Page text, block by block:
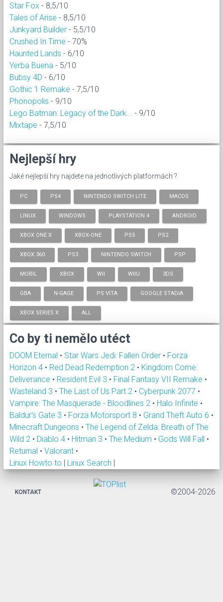
Star Fox - 8,5/10
Tales of Arise - 8,5/10
Junkyard Builder - 5,5/10
Crushed In Time - 70%
Haunted Lands - 6/10
Yerba Buena - 5/10
Bubsy 4D - 6/10
Gothic 1 Remake - 7,5/10
Phonopolis - 9/10
Lego Batman: Legacy of the Dark...
- 9/10
Mixtape - 7,5/10
Nejlepší hry
Jaké nejlepší hry najdete na jednotlivých platformách ?
PC PS4 NINTENDO SWITCH LITE MACOS
LINUX WINDOWS PLAYSTATION 4 ANDROID
XBOX ONE X XBOX-ONE PS5 PS2
XBOX 360 PS3 NINTENDO SWITCH PSP
MOBIL XBOX WII WIIU 3DS
GBA N-GAGE PS VITA GOOGLE STADIA
XBOX SERIES X ALL
Co by ti nemělo utéct
DOOM Eternal • Star Wars Jedi: Fallen Order • Forza
Horizon 4 • Red Dead Redemption 2 • Kingdom Come:
Deliverance • Resident Evil 3 • Final Fantasy VII Remake •
Wasteland 3 • The Last of Us Part 2 • Cyberpunk 2077 •
Vampire: The Masquerade - Bloodlines 2 • Halo Infinite •
Baldur's Gate 3 • Forza Motorsport 8 • Grand Theft Auto 6 •
Minecraft Dungeons • The Legend of Zelda: Breath of The
Wild 2 • Diablo 4 • Hitman 3 • The Medium • Gods Will Fall •
Returnal • Valorant •
Linux Howto to | Linux Search |
KONTAKT ©2004-2026